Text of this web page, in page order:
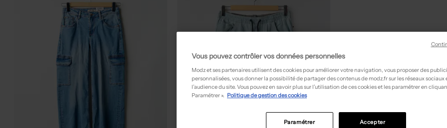
Vous pouvez contrôler vos données personnelles
Modz et ses partenaires utilisent des cookies pour améliorer votre navigation, vous proposer des
personnalisées, vous donner la possibilité de partager des contenus de modz.fr sur les réseaux sociaux
l’audience du site. Vous pouvez en savoir plus sur l’utilisation de ces cookies et les paramétrer en
Paramétrer ». Politique de gestion des cookies
Accepter
Paramétrer